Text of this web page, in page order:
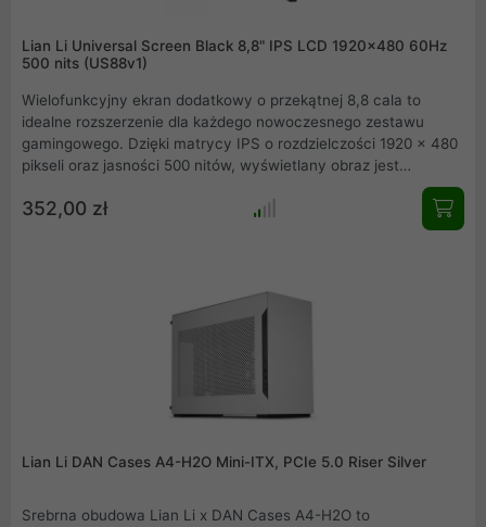
Lian Li Universal Screen Black 8,8" IPS LCD 1920×480 60Hz
500 nits (US88v1)
Wielofunkcyjny ekran dodatkowy o przekątnej 8,8 cala to
idealne rozszerzenie dla każdego nowoczesnego zestawu
gamingowego. Dzięki matrycy IPS o rozdzielczości 1920 x 480
pikseli oraz jasności 500 nitów, wyświetlany obraz jest
pomieszczeniach. Urządzenie wyróżnia się prostym montażem
przez port USB oraz efektownym podświetleniem ARGB, które
352,00 zł
Lian Li DAN Cases A4-H2O Mini-ITX, PCIe 5.0 Riser Silver
Srebrna obudowa Lian Li x DAN Cases A4-H2O to